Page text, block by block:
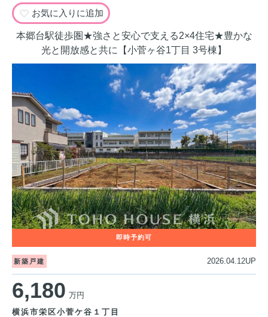
お気に入りに追加
本郷台駅徒歩圏★強さと安心で支える2×4住宅★豊かな
光と開放感と共に【小菅ヶ谷1丁目 3号棟】
新築戸建 2026.04.12UP
6,180 万円
横浜市栄区小菅ケ谷１丁目